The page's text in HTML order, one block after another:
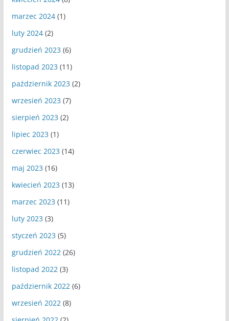
marzec 2024(1)
luty 2024(2)
grudzień 2023 (6)
listopad 2023 (11)
październik 2023 (2)
wrzesień 2023 (7)
sierpień 2023 (2)
lipiec 2023 (1)
czerwiec 2023 (14)
maj 2023 (16)
kwiecień 2023 (13)
marzec 2023 (11)
luty 2023 (3)
styczeń 2023 (5)
grudzień 2022 (26)
listopad 2022 (3)
październik 2022 (6)
wrzesień 2022 (8)